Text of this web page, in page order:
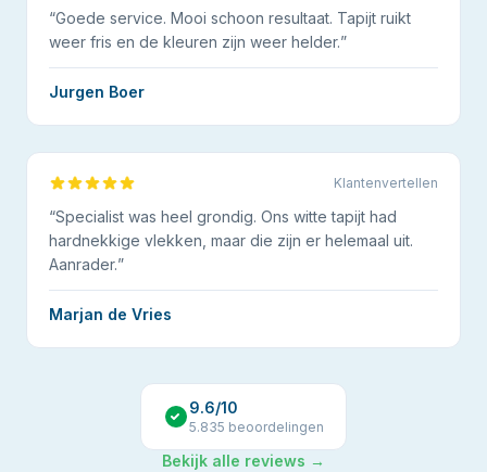
“Goede service. Mooi schoon resultaat. Tapijt ruikt
weer fris en de kleuren zijn weer helder.”
Jurgen Boer
Klantenvertellen
“Specialist was heel grondig. Ons witte tapijt had
hardnekkige vlekken, maar die zijn er helemaal uit.
Aanrader.”
Marjan de Vries
9.6/10
5.835 beoordelingen
Bekijk alle reviews →